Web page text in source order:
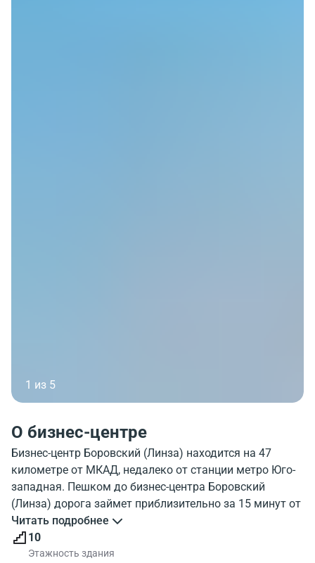
1 из 5
О бизнес-центре
Бизнес-центр Боровский (Линза) находится на 47
километре от МКАД, недалеко от станции метро Юго-
западная. Пешком до бизнес-центра Боровский
(Линза) дорога займет приблизительно за 15 минут от
метро. Объект Боровский (Линза) , этажей 10,
парковка. На фотографии хорошо виден внешний
облик строения. Окружение бизнес-центра Linza
Читать подробнее
10
Этажность здания